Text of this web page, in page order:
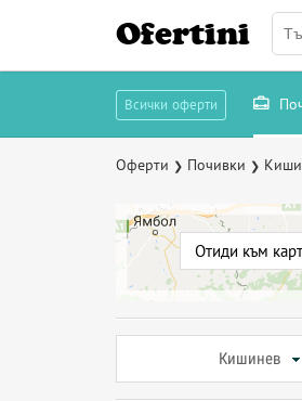
Ofertini
Всички оферти
Оферти ❯ Почивки ❯
Отиди към
Кишинев